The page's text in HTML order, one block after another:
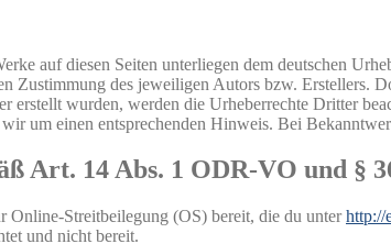
auf diesen Seiten unterliegen dem deutschen
Zustimmung des jeweiligen Autors bzw.
erstellt wurden, werden die Urheberrechte Dritter
um einen entsprechenden Hinweis. Bei
Art. 14 Abs. 1 ODR-VO und §
Online-Streitbeilegung (OS) bereit, die du unterhttp://
und nicht bereit.